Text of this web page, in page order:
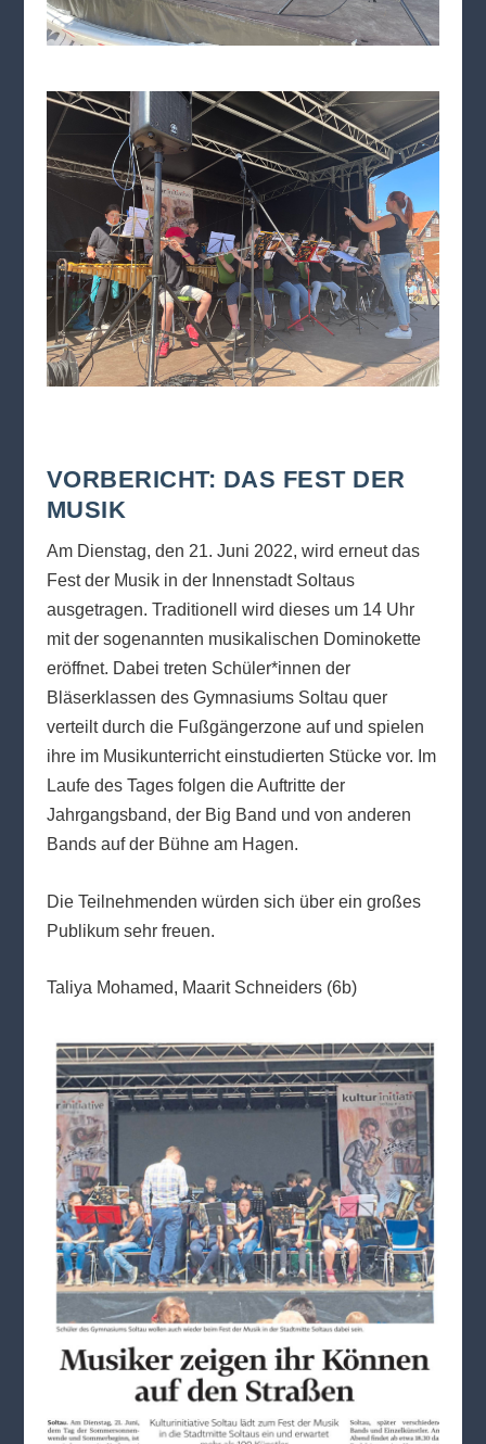
VORBERICHT: DAS FEST DER
MUSIK
Am Dienstag, den 21. Juni 2022, wird erneut das
Fest der Musik in der Innenstadt Soltaus
ausgetragen. Traditionell wird dieses um 14 Uhr
mit der sogenannten musikalischen Dominokette
eröffnet. Dabei treten Schüler*innen der
Bläserklassen des Gymnasiums Soltau quer
verteilt durch die Fußgängerzone auf und spielen
ihre im Musikunterricht einstudierten Stücke vor. Im
Laufe des Tages folgen die Auftritte der
Jahrgangsband, der Big Band und von anderen
Bands auf der Bühne am Hagen.
Die Teilnehmenden würden sich über ein großes
Publikum sehr freuen.
Taliya Mohamed, Maarit Schneiders (6b)